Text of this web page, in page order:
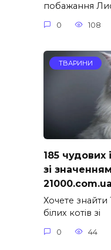
побажання
0 108
ТВАРИНИ
185 чудових
зі
21000.com.ua
Хочете
білих котів зі
0 44